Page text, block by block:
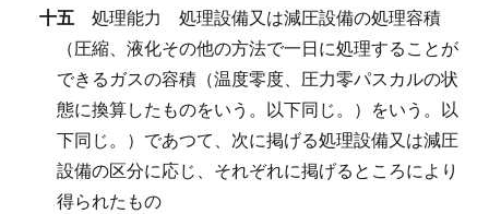
十五
処理能力
処理設備又は減圧設備の処理容積
（圧縮、液化その他の方法で一日に処理することが
できるガスの容積（温度零度、圧力零パスカルの状
態に換算したものをいう。以下同じ。）をいう。以
下同じ。）であつて、次に掲げる処理設備又は減圧
設備の区分に応じ、それぞれに掲げるところにより
得られたもの